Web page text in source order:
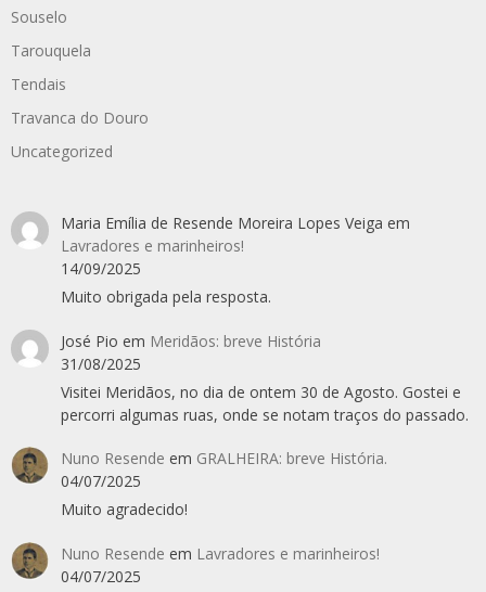
Souselo
Tarouquela
Tendais
Travanca do Douro
Uncategorized
Maria Emília de Resende Moreira Lopes Veiga em
Lavradores e marinheiros!
14/09/2025
Muito obrigada pela resposta.
José Pio em Meridãos: breve História
31/08/2025
Visitei Meridãos, no dia de ontem 30 de Agosto. Gostei e
percorri algumas ruas, onde se notam traços do passado.
Nuno Resende em GRALHEIRA: breve História.
04/07/2025
Muito agradecido!
Nuno Resende em Lavradores e marinheiros!
04/07/2025